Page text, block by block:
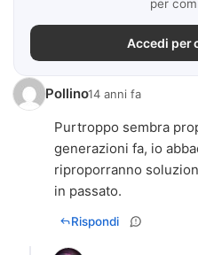
per
Accedi per
Pollino14 anni fa
Purtroppo sembra
generazioni fa, io
riproporranno
in passato.
Rispondi